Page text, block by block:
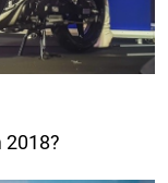
2018?